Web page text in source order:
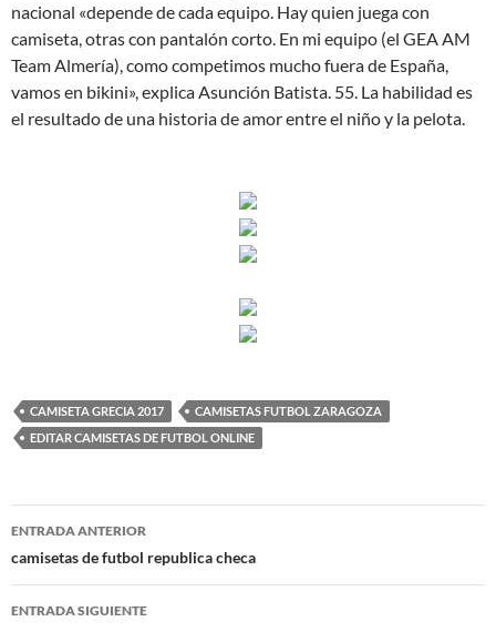
nacional «depende de cada equipo. Hay quien juega con
camiseta, otras con pantalón corto. En mi equipo (el GEA AM
Team Almería), como competimos mucho fuera de España,
vamos en bikini», explica Asunción Batista. 55. La habilidad es
el resultado de una historia de amor entre el niño y la pelota.
CAMISETA GRECIA 2017
CAMISETAS FUTBOL ZARAGOZA
EDITAR CAMISETAS DE FUTBOL ONLINE
Navegación
de
entradas
ENTRADA ANTERIOR
camisetas de futbol republica checa
ENTRADA SIGUIENTE